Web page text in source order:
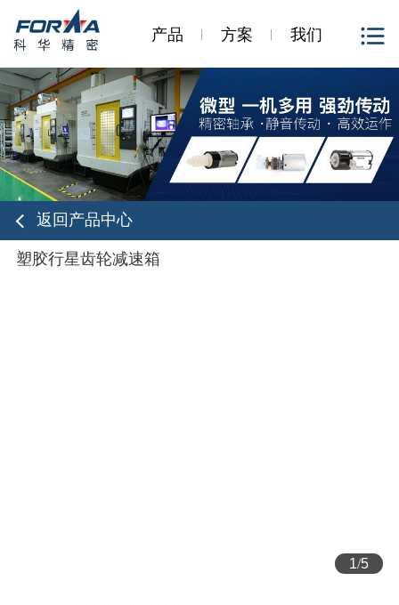
产品 方案 我们
返回产品中心
塑胶行星齿轮减速箱
1/5